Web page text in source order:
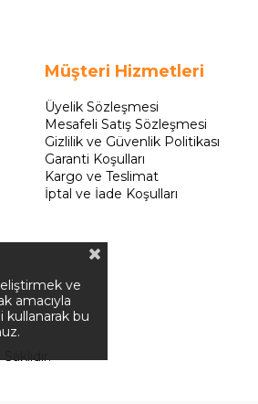
Müşteri Hizmetleri
Üyelik Sözleşmesi
Mesafeli Satış Sözleşmesi
Gizlilik ve Güvenlik Politikası
Garanti Koşulları
Kargo ve Teslimat
İptal ve İade Koşulları
ve
amacıyla
kullanarak bu